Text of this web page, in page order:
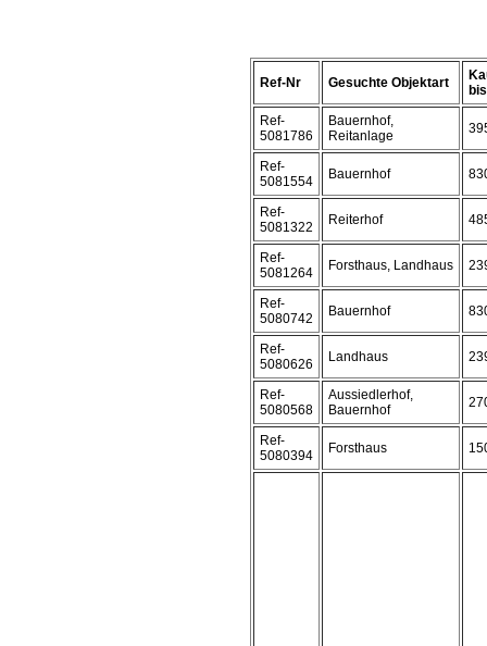
Ref-Nr Gesuchte Objektart
Ref-
5081786
Bauernhof,
Reitanlage
Ref-
5081554
Bauernhof
Ref-
5081322
Reiterhof
Ref-
5081264
Forsthaus, Landhaus
Ref-
5080742
Bauernhof
Ref-
5080626
Landhaus
Ref-
5080568
Aussiedlerhof,
Bauernhof
Ref-
5080394
Forsthaus